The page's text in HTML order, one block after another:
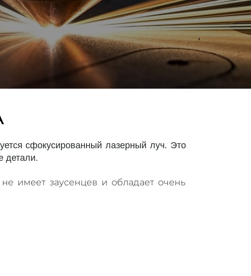
сфокусированный лазерный луч. Это
детали.
не имеет заусенцев и обладает очень